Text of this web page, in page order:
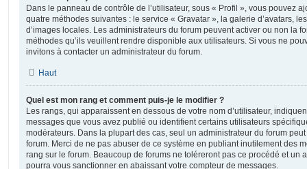
Dans le panneau de contrôle de l’utilisateur, sous « Profil », vous pouvez
quatre méthodes suivantes : le service « Gravatar », la galerie d’avatars,
d’images locales. Les administrateurs du forum peuvent activer ou non la
méthodes qu’ils veuillent rendre disponible aux utilisateurs. Si vous ne
invitons à contacter un administrateur du forum.
Haut
Quel est mon rang et comment puis-je le modifier ?
Les rangs, qui apparaissent en dessous de votre nom d’utilisateur,
messages que vous avez publié ou identifient certains utilisateurs
modérateurs. Dans la plupart des cas, seul un administrateur du forum
forum. Merci de ne pas abuser de ce système en publiant inutilement des
rang sur le forum. Beaucoup de forums ne toléreront pas ce procédé et un
pourra vous sanctionner en abaissant votre compteur de messages.